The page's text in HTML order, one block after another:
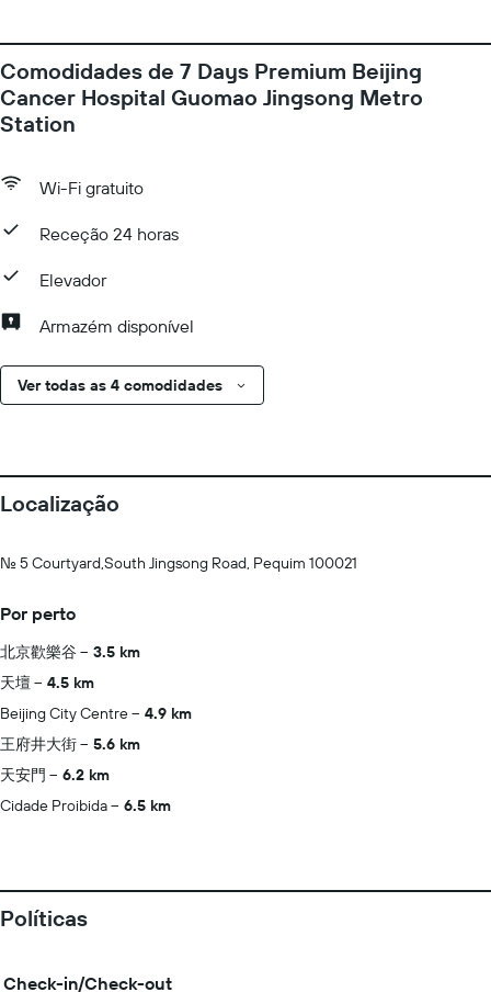
Comodidades de 7 Days Premium Beijing
Cancer Hospital Guomao Jingsong Metro
Station
Wi-Fi gratuito
Receção 24 horas
Elevador
Armazém disponível
Ver todas as 4 comodidades
Localização
No. 5 Courtyard,South Jingsong Road, Pequim 100021
Por perto
北京歡樂谷
3.5 km
天壇
4.5 km
Beijing City Centre
4.9 km
王府井大街
5.6 km
天安門
6.2 km
Cidade Proibida
6.5 km
Políticas
Check-in/Check-out